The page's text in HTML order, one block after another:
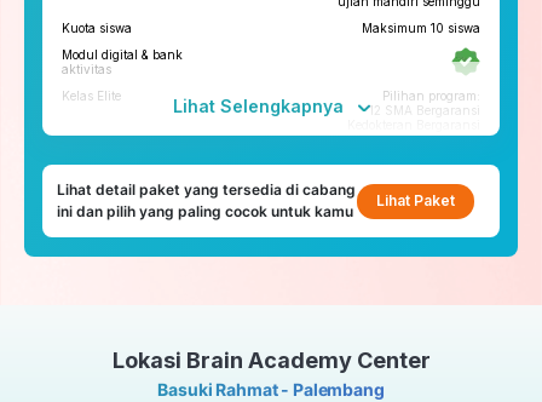
Tryout
Tryout Basic & Premium
23x setahun
Kuota siswa
Maksimum 10 siswa
Modul digital & bank
aktivitas
Kelas Elite
Pilihan program:
12 SMA Bergaransi
ruangbelajar
roboguru
Kelas Pengembangan Diri
Tatap Muka
Lihat Selengkapnya
Lihat detail paket yang tersedia di cabang
ini dan pilih yang paling cocok untuk kamu
Lihat Paket
Lokasi Brain Academy Center
Basuki Rahmat - Palembang